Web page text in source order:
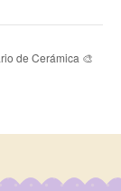
de Cerámica 🎨